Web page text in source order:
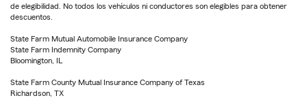
de elegibilidad. No todos los vehículos ni conductores son elegibles para obtener
descuentos.
State Farm Mutual Automobile Insurance Company
State Farm Indemnity Company
Bloomington, IL
State Farm County Mutual Insurance Company of Texas
Richardson, TX